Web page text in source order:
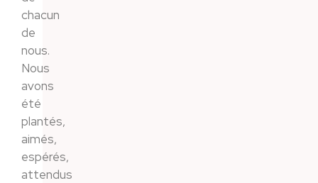
chacun
de
nous.
Nous
avons
été
plantés,
aimés,
espérés,
attendus